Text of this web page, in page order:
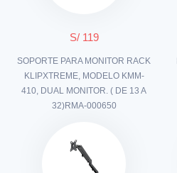
S/ 119
SOPORTE PARA MONITOR RACK
KLIPXTREME, MODELO KMM-
410, DUAL MONITOR. ( DE 13 A
32)RMA-000650